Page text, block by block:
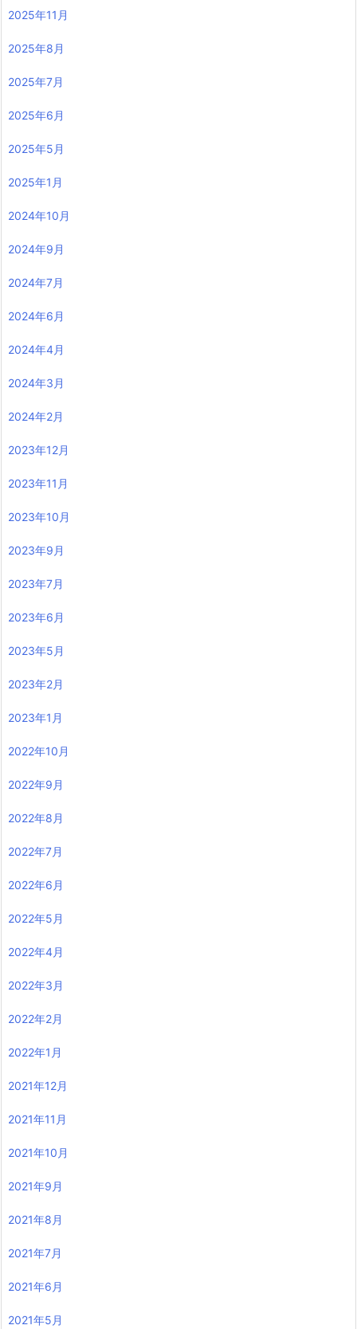
2025年11月
2025年8月
2025年7月
2025年6月
2025年5月
2025年1月
2024年10月
2024年9月
2024年7月
2024年6月
2024年4月
2024年3月
2024年2月
2023年12月
2023年11月
2023年10月
2023年9月
2023年7月
2023年6月
2023年5月
2023年2月
2023年1月
2022年10月
2022年9月
2022年8月
2022年7月
2022年6月
2022年5月
2022年4月
2022年3月
2022年2月
2022年1月
2021年12月
2021年11月
2021年10月
2021年9月
2021年8月
2021年7月
2021年6月
2021年5月